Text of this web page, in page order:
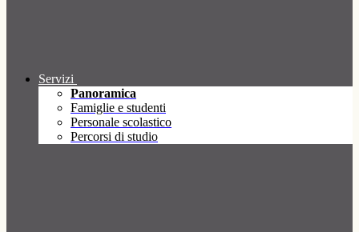
Servizi
Panoramica
Famiglie e studenti
Personale scolastico
Percorsi di studio